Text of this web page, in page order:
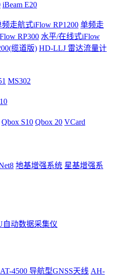
iBeam E20
频走航式iFlow RP1200 单频走
RP300 水平/在线式iFlow
缆道版) HD-LLJ 雷达流量计
MS302
Qbox S10 Qbox 20 VCard
地基增强系统 星基增强系
自动数据采集仪
AT-4500 导航型GNSS天线 AH-